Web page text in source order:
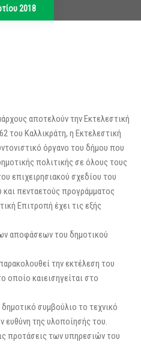
2018
αποτελούν την Εκτελεστική
του Καλλικράτη, η Εκτελεστική
όργανο του δήμου που
πολιτικής σε όλους τους
επιχειρησιακού σχεδίου του
πενταετούς προγράμματος
Επιτροπή έχει τις εξής
αποφάσεων του δημοτικού
την εκτέλεση του
οποίο καιεισηγείται στο
δημοτικό συμβούλιο το τεχνικό
ευθύνη της υλοποίησής του.
προτάσεις των υπηρεσιών του